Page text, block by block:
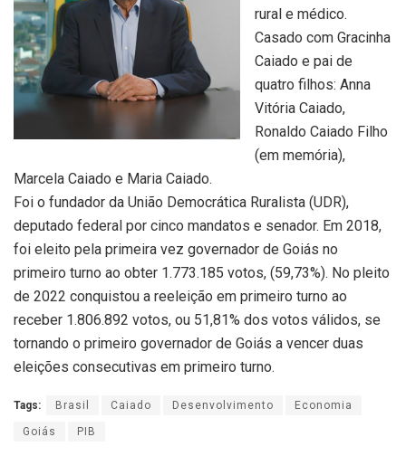
rural e médico.
Casado com Gracinha
Caiado e pai de
quatro filhos: Anna
Vitória Caiado,
Ronaldo Caiado Filho
(em memória),
Marcela Caiado e Maria Caiado.
Foi o fundador da União Democrática Ruralista (UDR),
deputado federal por cinco mandatos e senador. Em 2018,
foi eleito pela primeira vez governador de Goiás no
primeiro turno ao obter 1.773.185 votos, (59,73%). No pleito
de 2022 conquistou a reeleição em primeiro turno ao
receber 1.806.892 votos, ou 51,81% dos votos válidos, se
tornando o primeiro governador de Goiás a vencer duas
eleições consecutivas em primeiro turno.
Tags: Brasil Caiado Desenvolvimento Economia
Goiás PIB